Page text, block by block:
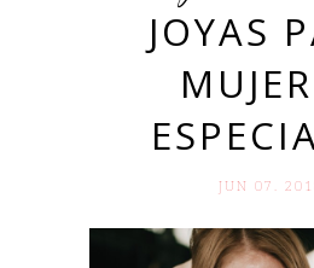
JOYAS
JUN 07.